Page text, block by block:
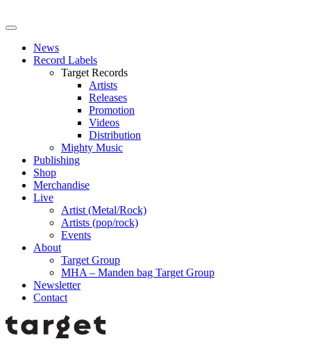
News
Record Labels
Target Records
Artists
Releases
Promotion
Videos
Distribution
Mighty Music
Publishing
Shop
Merchandise
Live
Artist (Metal/Rock)
Artists (pop/rock)
Events
About
Target Group
MHA – Manden bag Target Group
Newsletter
Contact